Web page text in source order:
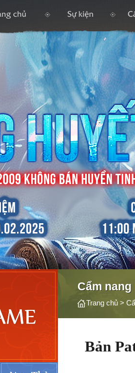
Cẩm nang
Trang chủ >
Bản